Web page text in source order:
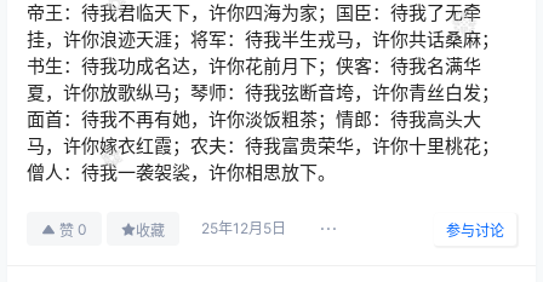
帝王：待我君临天下，许你四海为家；国臣：待我了无牵
挂，许你浪迹天涯；将军：待我半生戎马，许你共话桑麻；
书生：待我功成名达，许你花前月下；侠客：待我名满华
夏，许你放歌纵马；琴师：待我弦断音垮，许你青丝白发；
面首：待我不再有她，许你淡饭粗茶；情郎：待我高头大
马，许你嫁衣红霞；农夫：待我富贵荣华，许你十里桃花；
僧人：待我一袭袈裟，许你相思放下。
赞 0 收藏 25年12月5日 参与讨论